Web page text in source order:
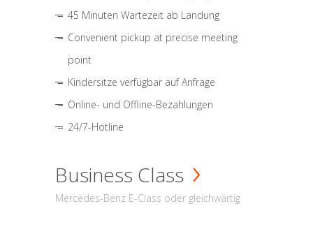
45 Minuten Wartezeit ab Landung
Convenient pickup at precise meeting
point
Kindersitze verfügbar auf Anfrage
Online- und Offline-Bezahlungen
24/7-Hotline
Business Class
Mercedes-Benz E-Class oder gleichwärtig